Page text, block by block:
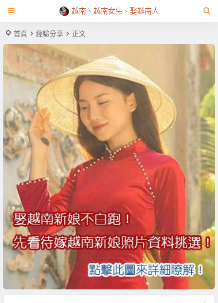
越南、越南女生、娶越南人
首頁 經驗分享 正文